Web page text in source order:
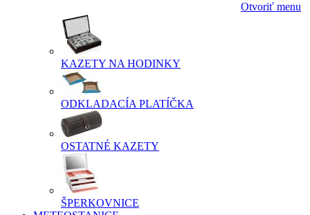
Otvoriť menu
KAZETY NA HODINKY
ODKLADACÍA PLATÍČKA
OSTATNÉ KAZETY
ŠPERKOVNICE